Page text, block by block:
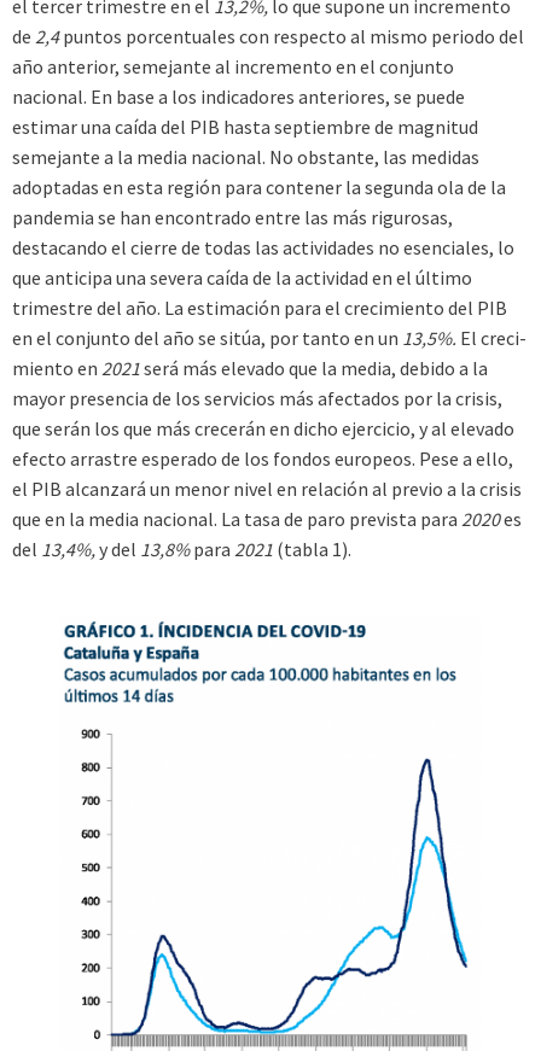
el tercer trimestre en el 13,2%, lo que supone un incremento
de 2,4puntos porcentuales con respecto al mismo periodo del
año anterior, semejante al incremento en el conjunto
nacional. En base a los indicadores anteriores, se puede
estimar una caída del PIB hasta septiembre de magnitud
semejante a la media nacional. No obstante, las medidas
adoptadas en esta región para contener la segunda ola de la
pandemia se han encontrado entre las más rigurosas,
destacando el cierre de todas las actividades no esenciales, lo
que anti­cipa una severa caída de la actividad en el último
trimes­tre del año. La estimación para el crecimiento del PIB
en el conjunto del año se sitúa, por tanto en un ­13,5%. El creci­
miento en 2021será más elevado que la media, debido a la
mayor presencia de los servicios más afectados por la crisis,
que serán los que más crecerán en dicho ejercicio, y al ele­vado
efecto arrastre esperado de los fondos europeos. Pese a ello,
el PIB alcanzará un menor nivel en relación al previo a la crisis
que en la media nacional. La tasa de paro prevista para 2020es
del 13,4%,y del 13,8%para 2021 (tabla 1).